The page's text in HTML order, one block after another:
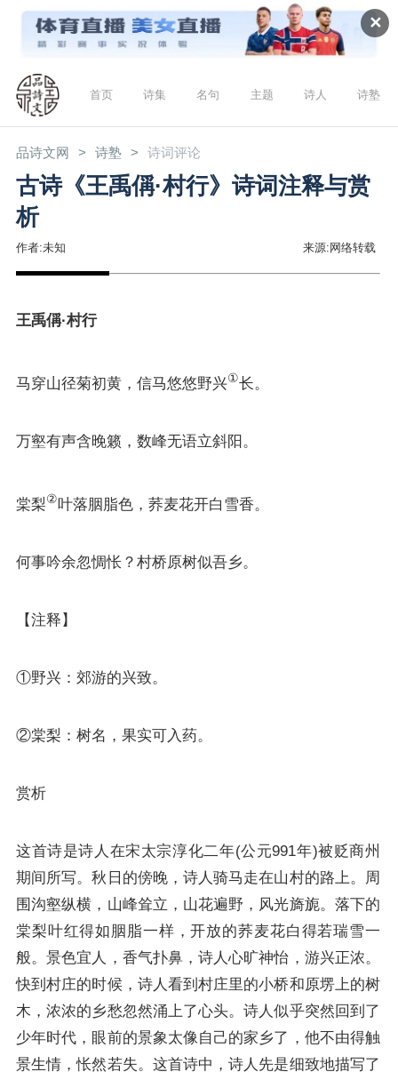
✕
首页 诗集 名句 主题 诗人 诗塾
品诗文网 诗塾 诗词评论
古诗《王禹偁·村行》诗词注释与赏
析
作者:未知 来源:网络转载
王禹偁·村行
马穿山径菊初黄，信马悠悠野兴①长。
万壑有声含晚籁，数峰无语立斜阳。
棠梨②叶落胭脂色，荞麦花开白雪香。
何事吟余忽惆怅？村桥原树似吾乡。
【注释】
①野兴：郊游的兴致。
②棠梨：树名，果实可入药。
赏析
这首诗是诗人在宋太宗淳化二年(公元991年)被贬商州
期间所写。秋日的傍晚，诗人骑马走在山村的路上。周
围沟壑纵横，山峰耸立，山花遍野，风光旖旎。落下的
棠梨叶红得如胭脂一样，开放的荞麦花白得若瑞雪一
般。景色宜人，香气扑鼻，诗人心旷神怡，游兴正浓。
快到村庄的时候，诗人看到村庄里的小桥和原塄上的树
木，浓浓的乡愁忽然涌上了心头。诗人似乎突然回到了
少年时代，眼前的景象太像自己的家乡了，他不由得触
景生情，怅然若失。这首诗中，诗人先是细致地描写了